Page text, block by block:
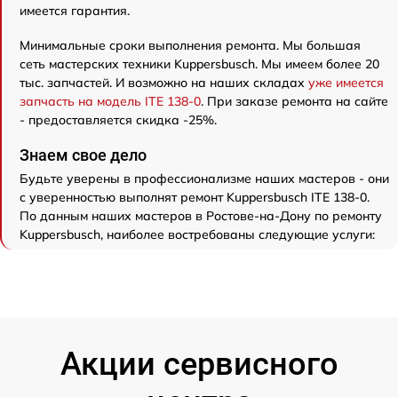
имеется гарантия.
Минимальные сроки выполнения ремонта. Мы большая
сеть мастерских техники Kuppersbusch. Мы имеем более 20
тыс. запчастей. И возможно на наших складах уже имеется
запчасть на модель ITE 138-0. При заказе ремонта на сайте
- предоставляется скидка -25%.
Знаем свое дело
Будьте уверены в профессионализме наших мастеров - они
с уверенностью выполнят ремонт Kuppersbusch ITE 138-0.
По данным наших мастеров в Ростове-на-Дону по ремонту
Kuppersbusch, наиболее востребованы следующие услуги:
Акции сервисного